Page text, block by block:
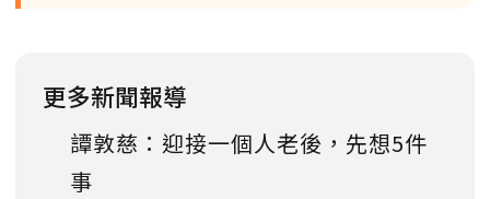
更多新聞報導
譚敦慈：迎接一個人老後，先想5件
事